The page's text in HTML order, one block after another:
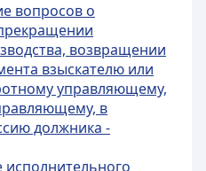
вопросов о
возвращении
взыскателю или
управляющему,
в
должника -
исполнительного